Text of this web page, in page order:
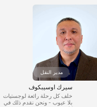
مدير النقل
خلف كل رحلة رائعة لوجستيات
بلا عيوب - ونحن نقدم ذلك في
سيرك اوسيبكوف